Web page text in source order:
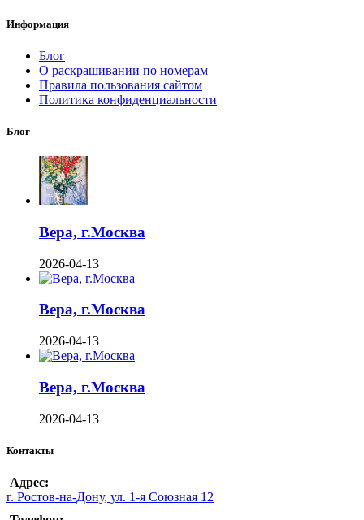
Информация
Блог
О раскрашивании по номерам
Правила пользования сайтом
Политика конфиденциальности
Блог
Вера, г.Москва
2026-04-13
Вера, г.Москва
2026-04-13
Вера, г.Москва
2026-04-13
Контакты
Адрес:
г. Ростов-на-Дону, ул. 1-я Союзная 12